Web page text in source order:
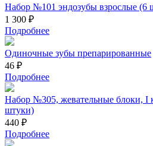
Набор №101 эндозубы взрослые (6
1 300 ₽
Подробнее
Одиночные зубы препарированные
46 ₽
Подробнее
Набор №305, жевательные блоки, I
штуки)
440 ₽
Подробнее